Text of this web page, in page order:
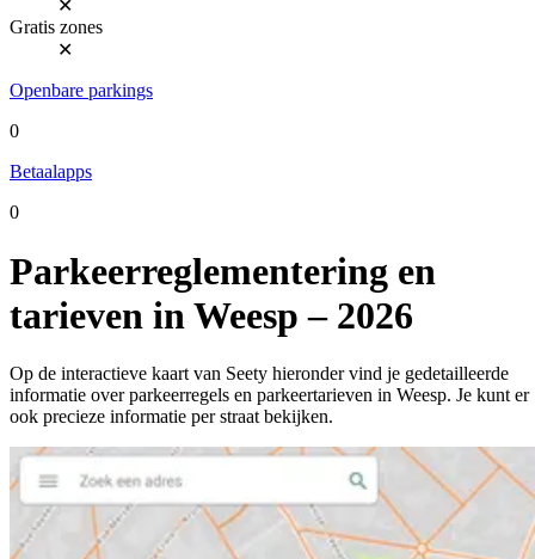
✕
Gratis zones
✕
Openbare parkings
0
Betaalapps
0
Parkeerreglementering en
tarieven in Weesp – 2026
Op de interactieve kaart van Seety hieronder vind je gedetailleerde
informatie over parkeerregels en parkeertarieven in Weesp. Je kunt er
ook precieze informatie per straat bekijken.